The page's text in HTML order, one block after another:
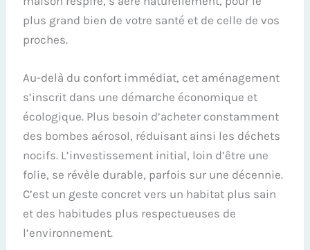
plus grand bien de votre santé et de celle de vos
proches.
Au-delà du confort immédiat, cet aménagement
s’inscrit dans une démarche économique et
écologique. Plus besoin d’acheter constamment
des bombes aérosol, réduisant ainsi les déchets
nocifs. L’investissement initial, loin d’être une
folie, se révèle durable, parfois sur une décennie.
C’est un geste concret vers un habitat plus sain
et des habitudes plus respectueuses de
l’environnement.